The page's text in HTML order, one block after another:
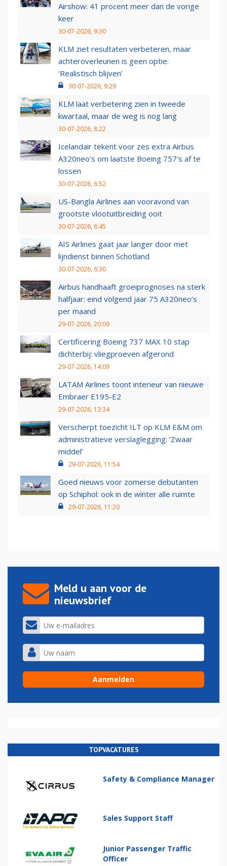
Airshow: 41 procent meer dan de vorige
keer
30-07-2026, 9:30
KLM ziet resultaten verbeteren, maar
achteroverleunen is geen optie:
‘Realistisch blijven’
30-07-2026, 9:29
KLM laat verbetering zien in tweede
kwartaal, maar de weg is nog lang
30-07-2026, 8:22
Icelandair tekent voor zes extra Airbus
A320neo's om laatste Boeing 757's af te
lossen
30-07-2026, 6:52
US-Bangla Airlines aan vooravond van
grootste vlootuitbreiding ooit
30-07-2026, 6:45
AIS Airlines gaat jaar langer door met
lijndienst binnen Schotland
30-07-2026, 6:30
Airbus handhaaft groeiprognoses na sterk
halfjaar: eind volgend jaar 75 A320neo’s
per maand
29-07-2026, 20:09
Certificering Boeing 737 MAX 10 stap
dichterbij: vliegproeven afgerond
29-07-2026, 14:09
LATAM Airlines toont interieur van nieuwe
Embraer E195-E2
29-07-2026, 13:34
Verscherpt toezicht ILT op KLM E&M om
administratieve verslaglegging: ‘Zwaar
middel’
29-07-2026, 11:54
Goed nieuws voor zomerse debutanten
op Schiphol: ook in de winter alle ruimte
29-07-2026, 11:20
Meld u aan voor de
nieuwsbrief
TOPVACATURES
Safety & Compliance Manager
Sales Support Staff
Junior Passenger Traffic
Officer